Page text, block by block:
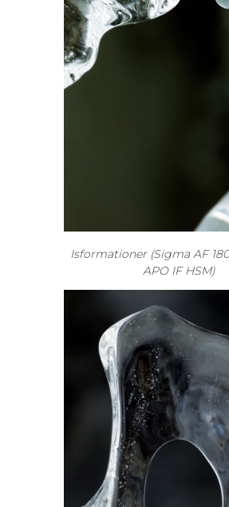
Isformationer (Sigma AF
APO IF HSM)